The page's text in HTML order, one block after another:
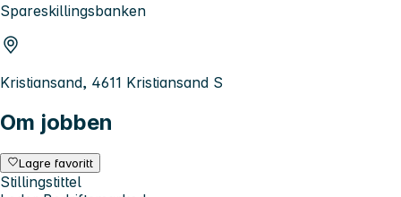
Spareskillingsbanken
Kristiansand, 4611 Kristiansand S
Om jobben
Lagre favoritt
Stillingstittel